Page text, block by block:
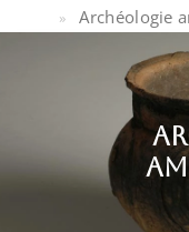
» Archéologie